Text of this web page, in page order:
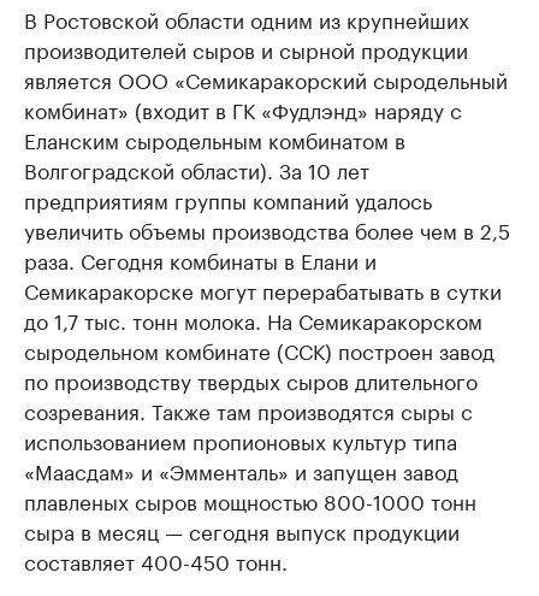
В Ростовской области одним из крупнейших
производителей сыров и сырной продукции
является ООО «Семикаракорский сыродельный
комбинат» (входит в ГК «Фудлэнд» наряду с
Еланским сыродельным комбинатом в
Волгоградской области). За 10 лет
предприятиям группы компаний удалось
увеличить объемы производства более чем в 2,5
раза. Сегодня комбинаты в Елани и
Семикаракорске могут перерабатывать в сутки
до 1,7 тыс. тонн молока. На Семикаракорском
сыродельном комбинате (ССК) построен завод
по производству твердых сыров длительного
созревания. Также там производятся сыры с
использованием пропионовых культур типа
«Маасдам» и «Эмменталь» и запущен завод
плавленых сыров мощностью 800-1000 тонн
сыра в месяц — сегодня выпуск продукции
составляет 400-450 тонн.